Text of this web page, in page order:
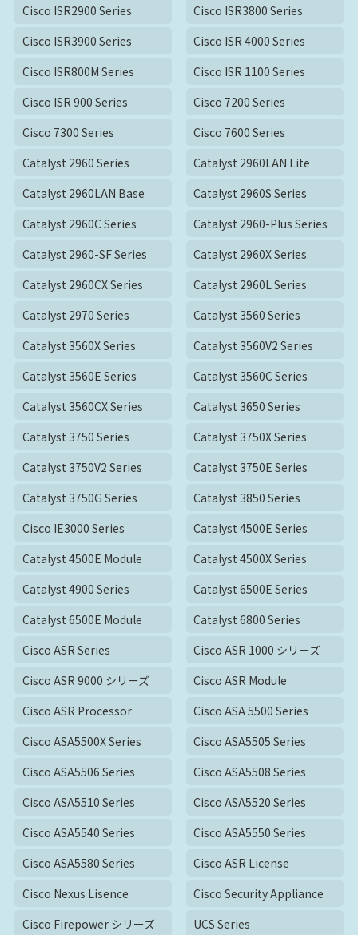
Cisco ISR2900 Series
Cisco ISR3800 Series
Cisco ISR3900 Series
Cisco ISR 4000 Series
Cisco ISR800M Series
Cisco ISR 1100 Series
Cisco ISR 900 Series
Cisco 7200 Series
Cisco 7300 Series
Cisco 7600 Series
Catalyst 2960 Series
Catalyst 2960LAN Lite
Catalyst 2960LAN Base
Catalyst 2960S Series
Catalyst 2960C Series
Catalyst 2960-Plus Series
Catalyst 2960-SF Series
Catalyst 2960X Series
Catalyst 2960CX Series
Catalyst 2960L Series
Catalyst 2970 Series
Catalyst 3560 Series
Catalyst 3560X Series
Catalyst 3560V2 Series
Catalyst 3560E Series
Catalyst 3560C Series
Catalyst 3560CX Series
Catalyst 3650 Series
Catalyst 3750 Series
Catalyst 3750X Series
Catalyst 3750V2 Series
Catalyst 3750E Series
Catalyst 3750G Series
Catalyst 3850 Series
Cisco IE3000 Series
Catalyst 4500E Series
Catalyst 4500E Module
Catalyst 4500X Series
Catalyst 4900 Series
Catalyst 6500E Series
Catalyst 6500E Module
Catalyst 6800 Series
Cisco ASR Series
Cisco ASR 1000 シリーズ
Cisco ASR 9000 シリーズ
Cisco ASR Module
Cisco ASR Processor
Cisco ASA 5500 Series
Cisco ASA5500X Series
Cisco ASA5505 Series
Cisco ASA5506 Series
Cisco ASA5508 Series
Cisco ASA5510 Series
Cisco ASA5520 Series
Cisco ASA5540 Series
Cisco ASA5550 Series
Cisco ASA5580 Series
Cisco ASR License
Cisco Nexus Lisence
Cisco Security Appliance
Cisco Firepower シリーズ
UCS Series